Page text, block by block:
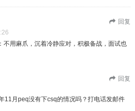
回复
不用麻爪，沉着冷静应对，积极备战，面试也
回复
11月peq没有下csq的情况吗？打电话发邮件